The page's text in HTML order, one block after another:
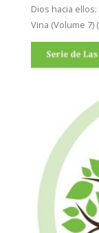
Dios hacia
Vina (Volume 7)